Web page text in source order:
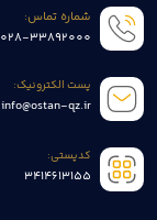
شماره تماس:
028-33892000
پست الکترونیک:
info@ostan-qz.ir
کدپستی:
3414613155